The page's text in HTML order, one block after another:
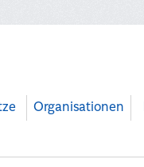
Organisationen